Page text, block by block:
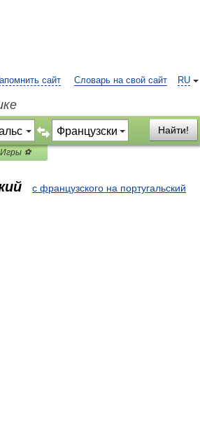
RU
сайт Словарь на свой сайт
Найти!
Игры ⚽
с французского на португальский